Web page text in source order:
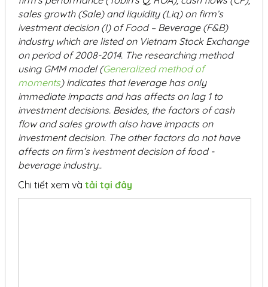
sales growth (Sale) and liquidity (Liq) on firm’s
ivestment decision (I) of Food – Beverage (F&B)
industry which are listed on Vietnam Stock Exchange
on period of 2008-2014. The researching method
using GMM model (Generalized method of
moments) indicates that leverage has only
immediate impacts and has affects on lag 1 to
investment decisions. Besides, the factors of cash
flow and sales growth also have impacts on
investment decision. The other factors do not have
affects on firm’s ivestment decision of food -
beverage industry..
Chi tiết xem và tải tại đây